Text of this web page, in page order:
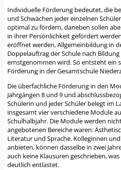
Individuelle Förderung bedeutet, die
und Schwächen jeder einzelnen
optimal zu fördern, daneben sollen
in ihrer Persönlichkeit gefördert
eröffnet werden, Allgemeinbildung in
Doppelauftrag der Schule nach
ernstgenommen wird. So entsteht ein
Förderung in der Gesamtschule
Die überfachliche Förderung in den
Jahrgängen 8 und 9 und
Schülerin und jeder Schüler belegt im
insgesamt vier verschiedene Module
Schulhalbjahr. Die Module werden
angebotenen Bereiche waren:
Literatur und Sprache. Kolleginnen
anbieten, können dasselbe in zwei
auch keine Klausuren geschrieben,
deutlich entlastet.